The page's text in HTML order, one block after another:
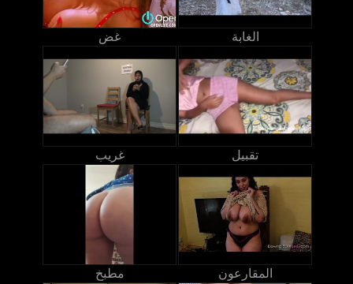
غض الغابة
غريب تقبيل
مطبخ المقارعون